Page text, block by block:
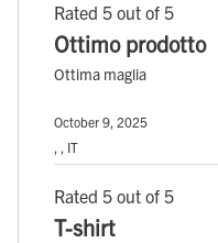
Rated 5 out of 5
Ottimo prodotto
Ottima maglia
October 9, 2025
, , IT
Rated 5 out of 5
T-shirt